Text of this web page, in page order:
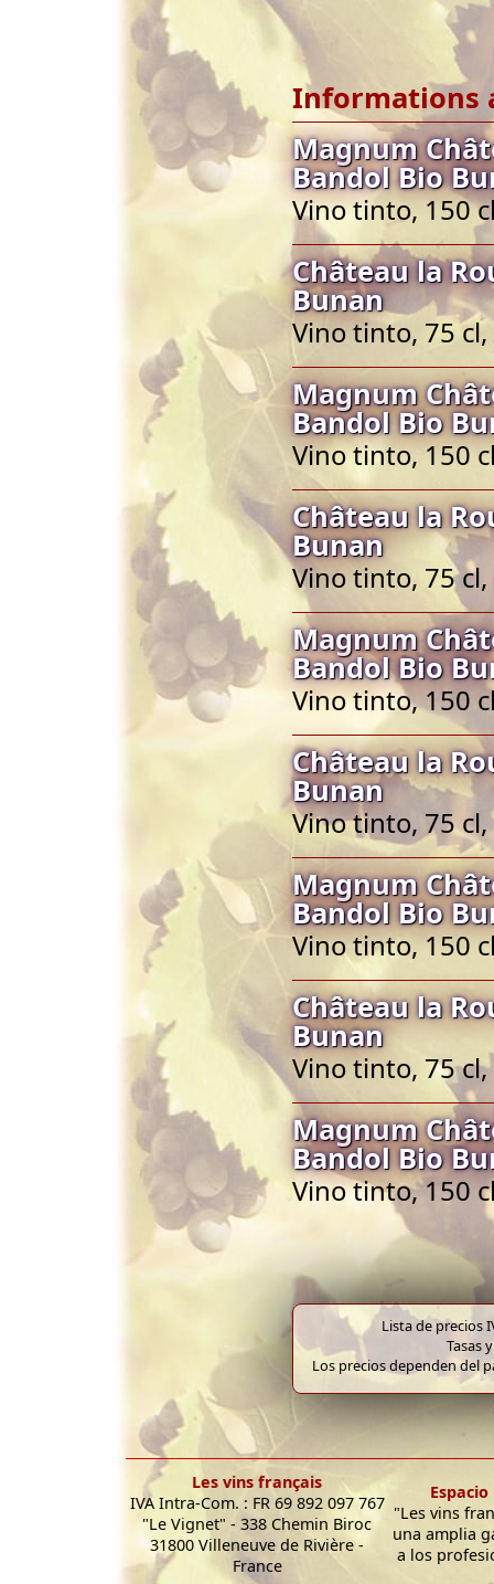
Informations
Magnum
Bandol Bio
Vino tinto, 150
Château la
Bunan
Vino tinto, 75
Magnum
Bandol Bio
Vino tinto, 150
Château la
Bunan
Vino tinto, 75
Magnum
Bandol Bio
Vino tinto, 150
Château la
Bunan
Vino tinto, 75
Magnum
Bandol Bio
Vino tinto, 150
Château la
Bunan
Vino tinto, 75
Magnum
Bandol Bio
Vino tinto, 150
Lista de precios
Tasas
Los precios dependen del
Les vins français
IVA Intra-Com. : FR 69 892 097 767
"Le Vignet" - 338 Chemin Biroc
31800 Villeneuve de Rivière -
France
"Les vins
una amplia
a los